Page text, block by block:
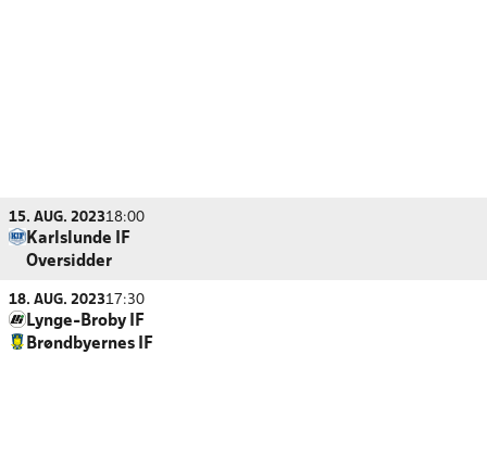
15. AUG. 202318:00
Karlslunde IF
Oversidder
18. AUG. 202317:30
Lynge-Broby IF
Brøndbyernes IF